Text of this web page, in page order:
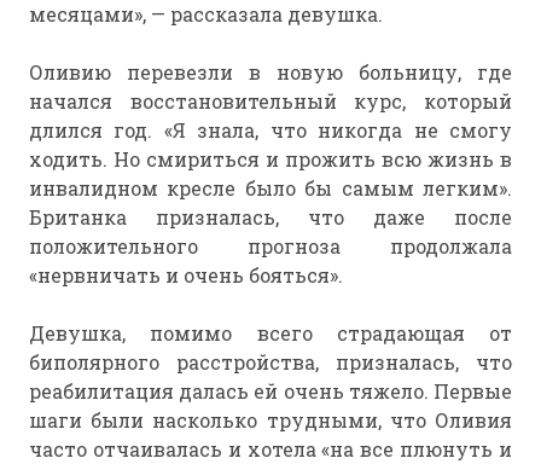
месяцами», — рассказала девушка.
Оливию перевезли в новую больницу, где
начался восстановительный курс, который
длился год. «Я знала, что никогда не смогу
ходить. Но смириться и прожить всю жизнь в
инвалидном кресле было бы самым легким».
Британка призналась, что даже после
положительного прогноза продолжала
«нервничать и очень бояться».
Девушка, помимо всего страдающая от
биполярного расстройства, призналась, что
реабилитация далась ей очень тяжело. Первые
шаги были насколько трудными, что Оливия
часто отчаивалась и хотела «на все плюнуть и